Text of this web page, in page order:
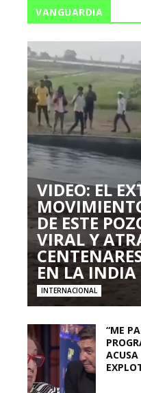
VANGUARDIA
VIDEO: EL
DE ESTE
VIRAL Y
EN LA INDIA
INTERNACIONAL
“ME
ACUSA